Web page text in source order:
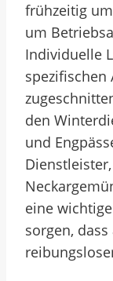
frühzeitig
um
Individuelle
spezifischen
den
und
eine
sorgen,